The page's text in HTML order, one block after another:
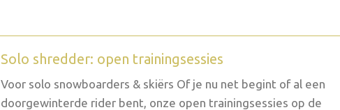
Solo shredder: open trainingsessies
Voor solo snowboarders & skiërs Of je nu net begint of al een
doorgewinterde rider bent, onze open trainingsessies op de